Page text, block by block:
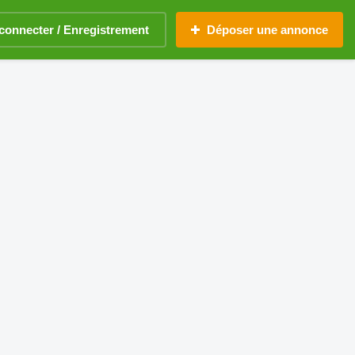
/ Enregistrement Déposer une annonce